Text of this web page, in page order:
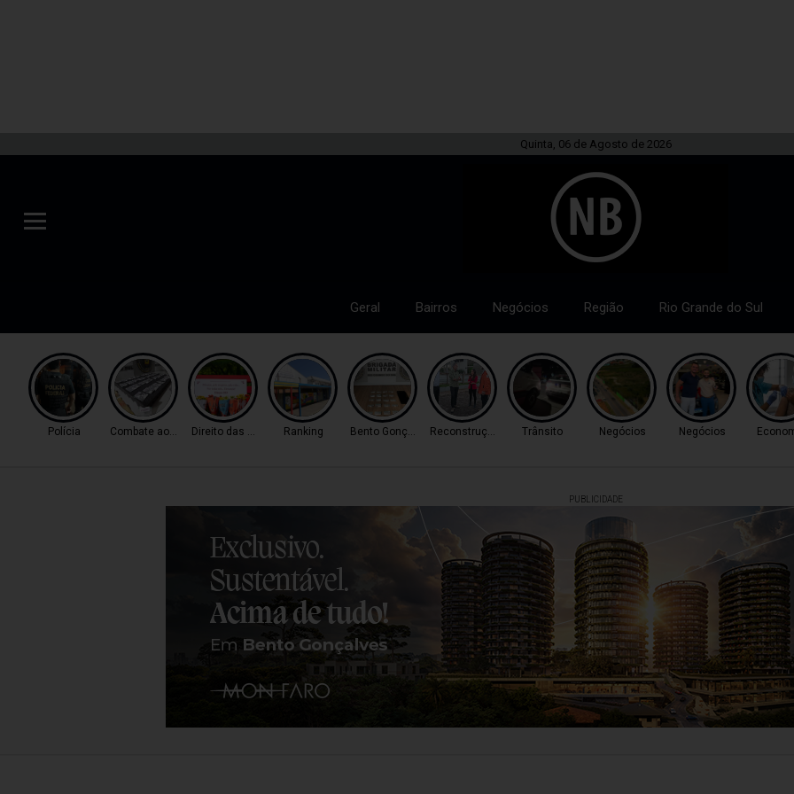
Quinta, 06 de Agosto de 2026
Geral Bairros Negócios Região Rio Grande do Sul
Polícia Combate ao TráficoDireito das MulheresRanking Bento GonçalvesReconstrução Trânsito Negócios Negócios
PUBLICIDADE